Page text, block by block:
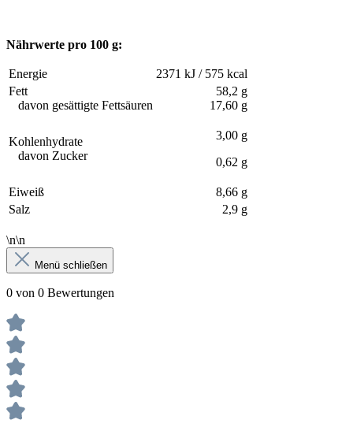
Nährwerte pro 100 g:
Energie
2371 kJ / 575 kcal
Fett
davon gesättigte Fettsäuren
58,2 g
17,60 g
Kohlenhydrate
davon Zucker
3,00 g
0,62 g
Eiweiß
8,66 g
Salz
2,9 g
\n\n
Menü schließen
0 von 0 Bewertungen